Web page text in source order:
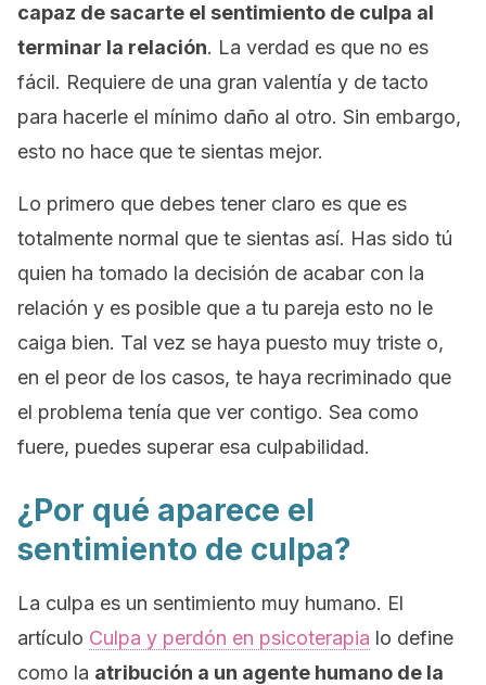
capaz de sacarte el sentimiento de culpa al
terminar la relación. La verdad es que no es
fácil. Requiere de una gran valentía y de tacto
para hacerle el mínimo daño al otro. Sin embargo,
esto no hace que te sientas mejor.
Lo primero que debes tener claro es que es
totalmente normal que te sientas así. Has sido tú
quien ha tomado la decisión de acabar con la
relación y es posible que a tu pareja esto no le
caiga bien. Tal vez se haya puesto muy triste o,
en el peor de los casos, te haya recriminado que
el problema tenía que ver contigo. Sea como
fuere, puedes superar esa culpabilidad.
¿Por qué aparece el
sentimiento de culpa?
La culpa es un sentimiento muy humano. El
artículo Culpa y perdón en psicoterapia lo define
como la atribución a un agente humano de la